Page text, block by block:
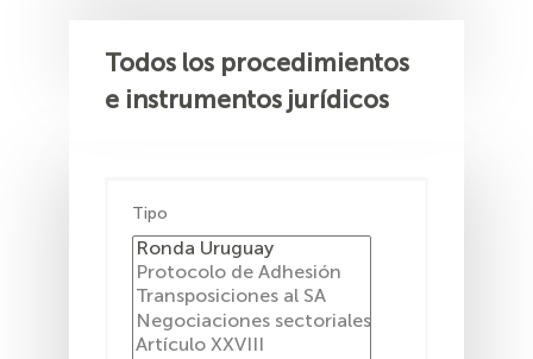
Todos los procedimientos
e instrumentos jurídicos
Tipo